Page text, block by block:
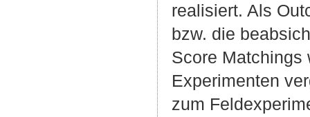
realisiert. Als
bzw. die
Score Matchings
Experimenten
zum